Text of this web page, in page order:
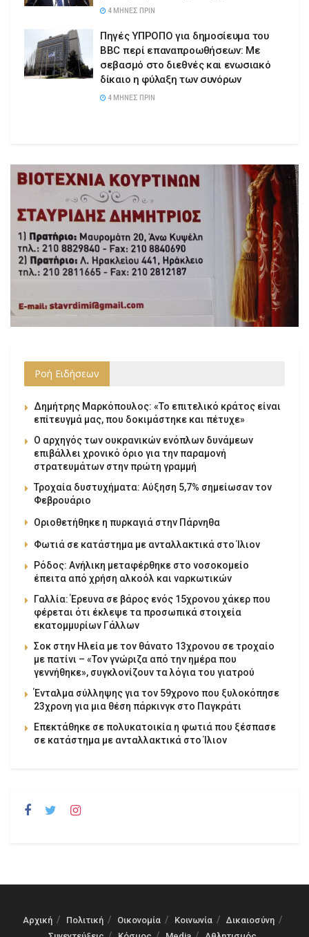
4 ΜΉΝΕΣ ΠΡΙΝ
Πηγές ΥΠΡΟΠΟ για δημοσίευμα του
BBC περί επαναπροωθήσεων: Με
σεβασμό στο διεθνές και ενωσιακό
δίκαιο η φύλαξη των συνόρων
4 ΜΉΝΕΣ ΠΡΙΝ
Ροή Ειδήσεων
Δημήτρης Μαρκόπουλος: «Το επιτελικό κράτος είναι
επίτευγμά μας, που δοκιμάστηκε και πέτυχε»
Ο αρχηγός των ουκρανικών ενόπλων δυνάμεων
επιβάλλει χρονικό όριο για την παραμονή
στρατευμάτων στην πρώτη γραμμή
Τροχαία δυστυχήματα: Αύξηση 5,7% σημείωσαν τον
Φεβρουάριο
Οριοθετήθηκε η πυρκαγιά στην Πάρνηθα
Φωτιά σε κατάστημα με ανταλλακτικά στο Ίλιον
Ρόδος: Ανήλικη μεταφέρθηκε στο νοσοκομείο
έπειτα από χρήση αλκοόλ και ναρκωτικών
Γαλλία: Έρευνα σε βάρος ενός 15χρονου χάκερ που
φέρεται ότι έκλεψε τα προσωπικά στοιχεία
εκατομμυρίων Γάλλων
Σοκ στην Ηλεία με τον θάνατο 13χρονου σε τροχαίο
με πατίνι – «Τον γνώριζα από την ημέρα που
γεννήθηκε», συγκλονίζουν τα λόγια του γιατρού
Ένταλμα σύλληψης για τον 59χρονο που ξυλοκόπησε
23χρονη για μια θέση πάρκινγκ στο Παγκράτι
Επεκτάθηκε σε πολυκατοικία η φωτιά που ξέσπασε
σε κατάστημα με ανταλλακτικά στο Ίλιον
Αρχική Πολιτική Οικονομία Κοινωνία
Δικαιοσύνη